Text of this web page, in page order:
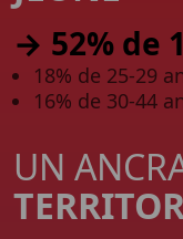
→ 52% de
18% de 25-29
16% de 30-44
UN